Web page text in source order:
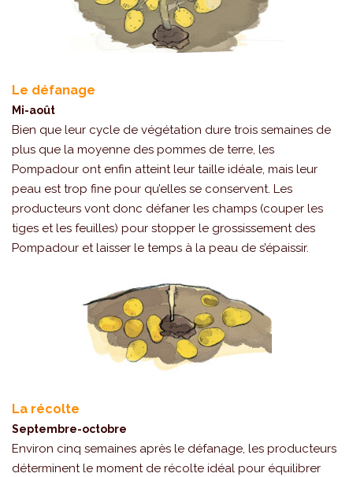
Le défanage
Mi-août
Bien que leur cycle de végétation dure trois semaines de
plus que la moyenne des pommes de terre, les
Pompadour ont enfin atteint leur taille idéale, mais leur
peau est trop fine pour qu’elles se conservent. Les
producteurs vont donc défaner les champs (couper les
tiges et les feuilles) pour stopper le grossissement des
Pompadour et laisser le temps à la peau de s’épaissir.
La récolte
Septembre-octobre
Environ cinq semaines après le défanage, les producteurs
déterminent le moment de récolte idéal pour équilibrer